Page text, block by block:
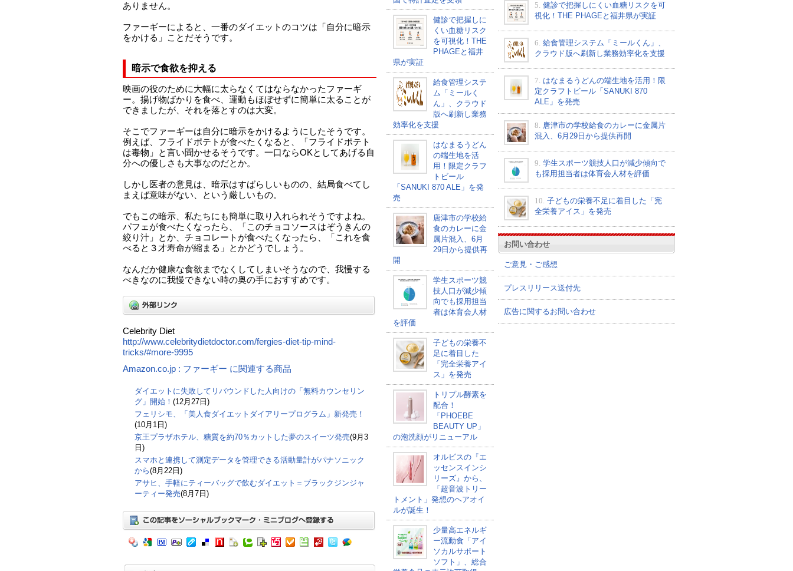
ありません。
ファーギーによると、一番のダイエットのコツは「自分に暗示
をかける」ことだそうです。
暗示で食欲を抑える
映画の役のために大幅に太らなくてはならなかったファーギ
ー。揚げ物ばかりを食べ、運動もほぼせずに簡単に太ることが
できましたが、それを落とすのは大変。
そこでファーギーは自分に暗示をかけるようにしたそうです。
例えば、フライドポテトが食べたくなると、「フライドポテト
は毒物」と言い聞かせるそうです。一口ならOKとしてあげる自
分への優しさも大事なのだとか。
しかし医者の意見は、暗示はすばらしいものの、結局食べてし
まえば意味がない、という厳しいもの。
でもこの暗示、私たちにも簡単に取り入れられそうですよね。
パフェが食べたくなったら、「このチョコソースはぞうきんの
絞り汁」とか、チョコレートが食べたくなったら、「これを食
べると３才寿命が縮まる」とかどうでしょう。
なんだか健康な食欲までなくしてしまいそうなので、我慢する
べきなのに我慢できない時の奥の手におすすめです。
Celebrity Diet
http://www.celebritydietdoctor.com/fergies-diet-tip-mind-
tricks/#more-9995
Amazon.co.jp : ファーギー に関連する商品
ダイエットに失敗してリバウンドした人向けの「無料カウンセリン
グ」開始！ (12月27日)
フェリシモ、「美人食ダイエットダイアリープログラム」新発売！
(10月1日)
京王プラザホテル、糖質を約70％カットした夢のスイーツ発売(9月3
日)
スマホと連携して測定データを管理できる活動量計がパナソニック
から(8月22日)
アサヒ、手軽にティーバッグで飲むダイエット＝ブラックジンジャ
ーティー発売(8月7日)
健診で把握しに
くい血糖リスク
を可視化！THE
PHAGEと福井
県が実証
給食管理システ
ム「ミールく
ん」、クラウド
版へ刷新し業務
効率化を支援
はなまるうどん
の端生地を活
用！限定クラフ
トビール
「SANUKI 870 ALE」を発
売
唐津市の学校給
食のカレーに金
属片混入、6月
29日から提供再
開
学生スポーツ競
技人口が減少傾
向でも採用担当
者は体育会人材
を評価
子どもの栄養不
足に着目した
「完全栄養アイ
ス」を発売
トリプル酵素を
配合！
「PHOEBE
BEAUTY UP」
の泡洗顔がリニューアル
オルビスの『エ
ッセンスインシ
リーズ』から、
「超音波トリー
トメント」発想のヘアオイ
ルが誕生！
少量高エネルギ
ー流動食「アイ
ソカルサポート
ソフト」、総合
5. 健診で把握しにくい血糖リスクを可
視化！THE PHAGEと福井県が実証
6. 給食管理システム「ミールくん」、
クラウド版へ刷新し業務効率化を支援
7. はなまるうどんの端生地を活用！限
定クラフトビール「SANUKI 870
ALE」を発売
8. 唐津市の学校給食のカレーに金属片
混入、6月29日から提供再開
9. 学生スポーツ競技人口が減少傾向で
も採用担当者は体育会人材を評価
10. 子どもの栄養不足に着目した「完
全栄養アイス」を発売
お問い合わせ
ご意見・ご感想
プレスリリース送付先
広告に関するお問い合わせ